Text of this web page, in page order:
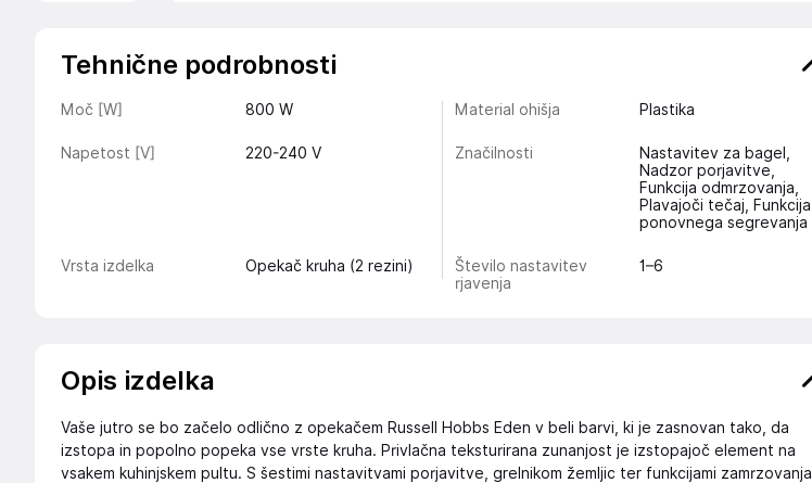
Tehnične podrobnosti
Moč [W] 800 W Material ohišja Plastika
Napetost [V] 220-240 V Značilnosti
Nastavitev za bagel,
Nadzor porjavitve,
Funkcija odmrzovanja,
Plavajoči tečaj, Funkcija
ponovnega segrevanja
Vrsta izdelka Opekač kruha (2 rezini)
Število nastavitev
rjavenja
1–6
Opis izdelka
Vaše jutro se bo začelo odlično z opekačem Russell Hobbs Eden v beli barvi, ki je zasnovan tako, da
izstopa in popolno popeka vse vrste kruha. Privlačna teksturirana zunanjost je izstopajoč element na
vsakem kuhinjskem pultu. S šestimi nastavitvami porjavitve, grelnikom žemljic ter funkcijami zamrzovanja,